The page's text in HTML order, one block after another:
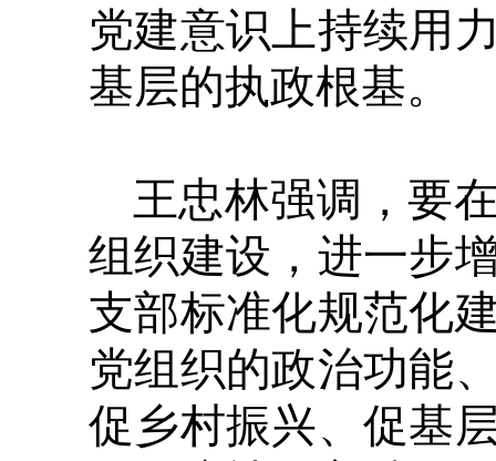
党建意识上持续用
基层的执政根基。
王忠林强调，要
组织建设，进一步
支部标准化规范化
党组织的政治功能
促乡村振兴、促基